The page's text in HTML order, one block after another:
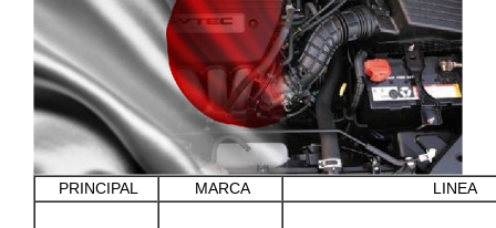
PRINCIPAL MARCA LINEA